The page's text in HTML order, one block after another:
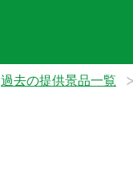
過去の提供景品一覧